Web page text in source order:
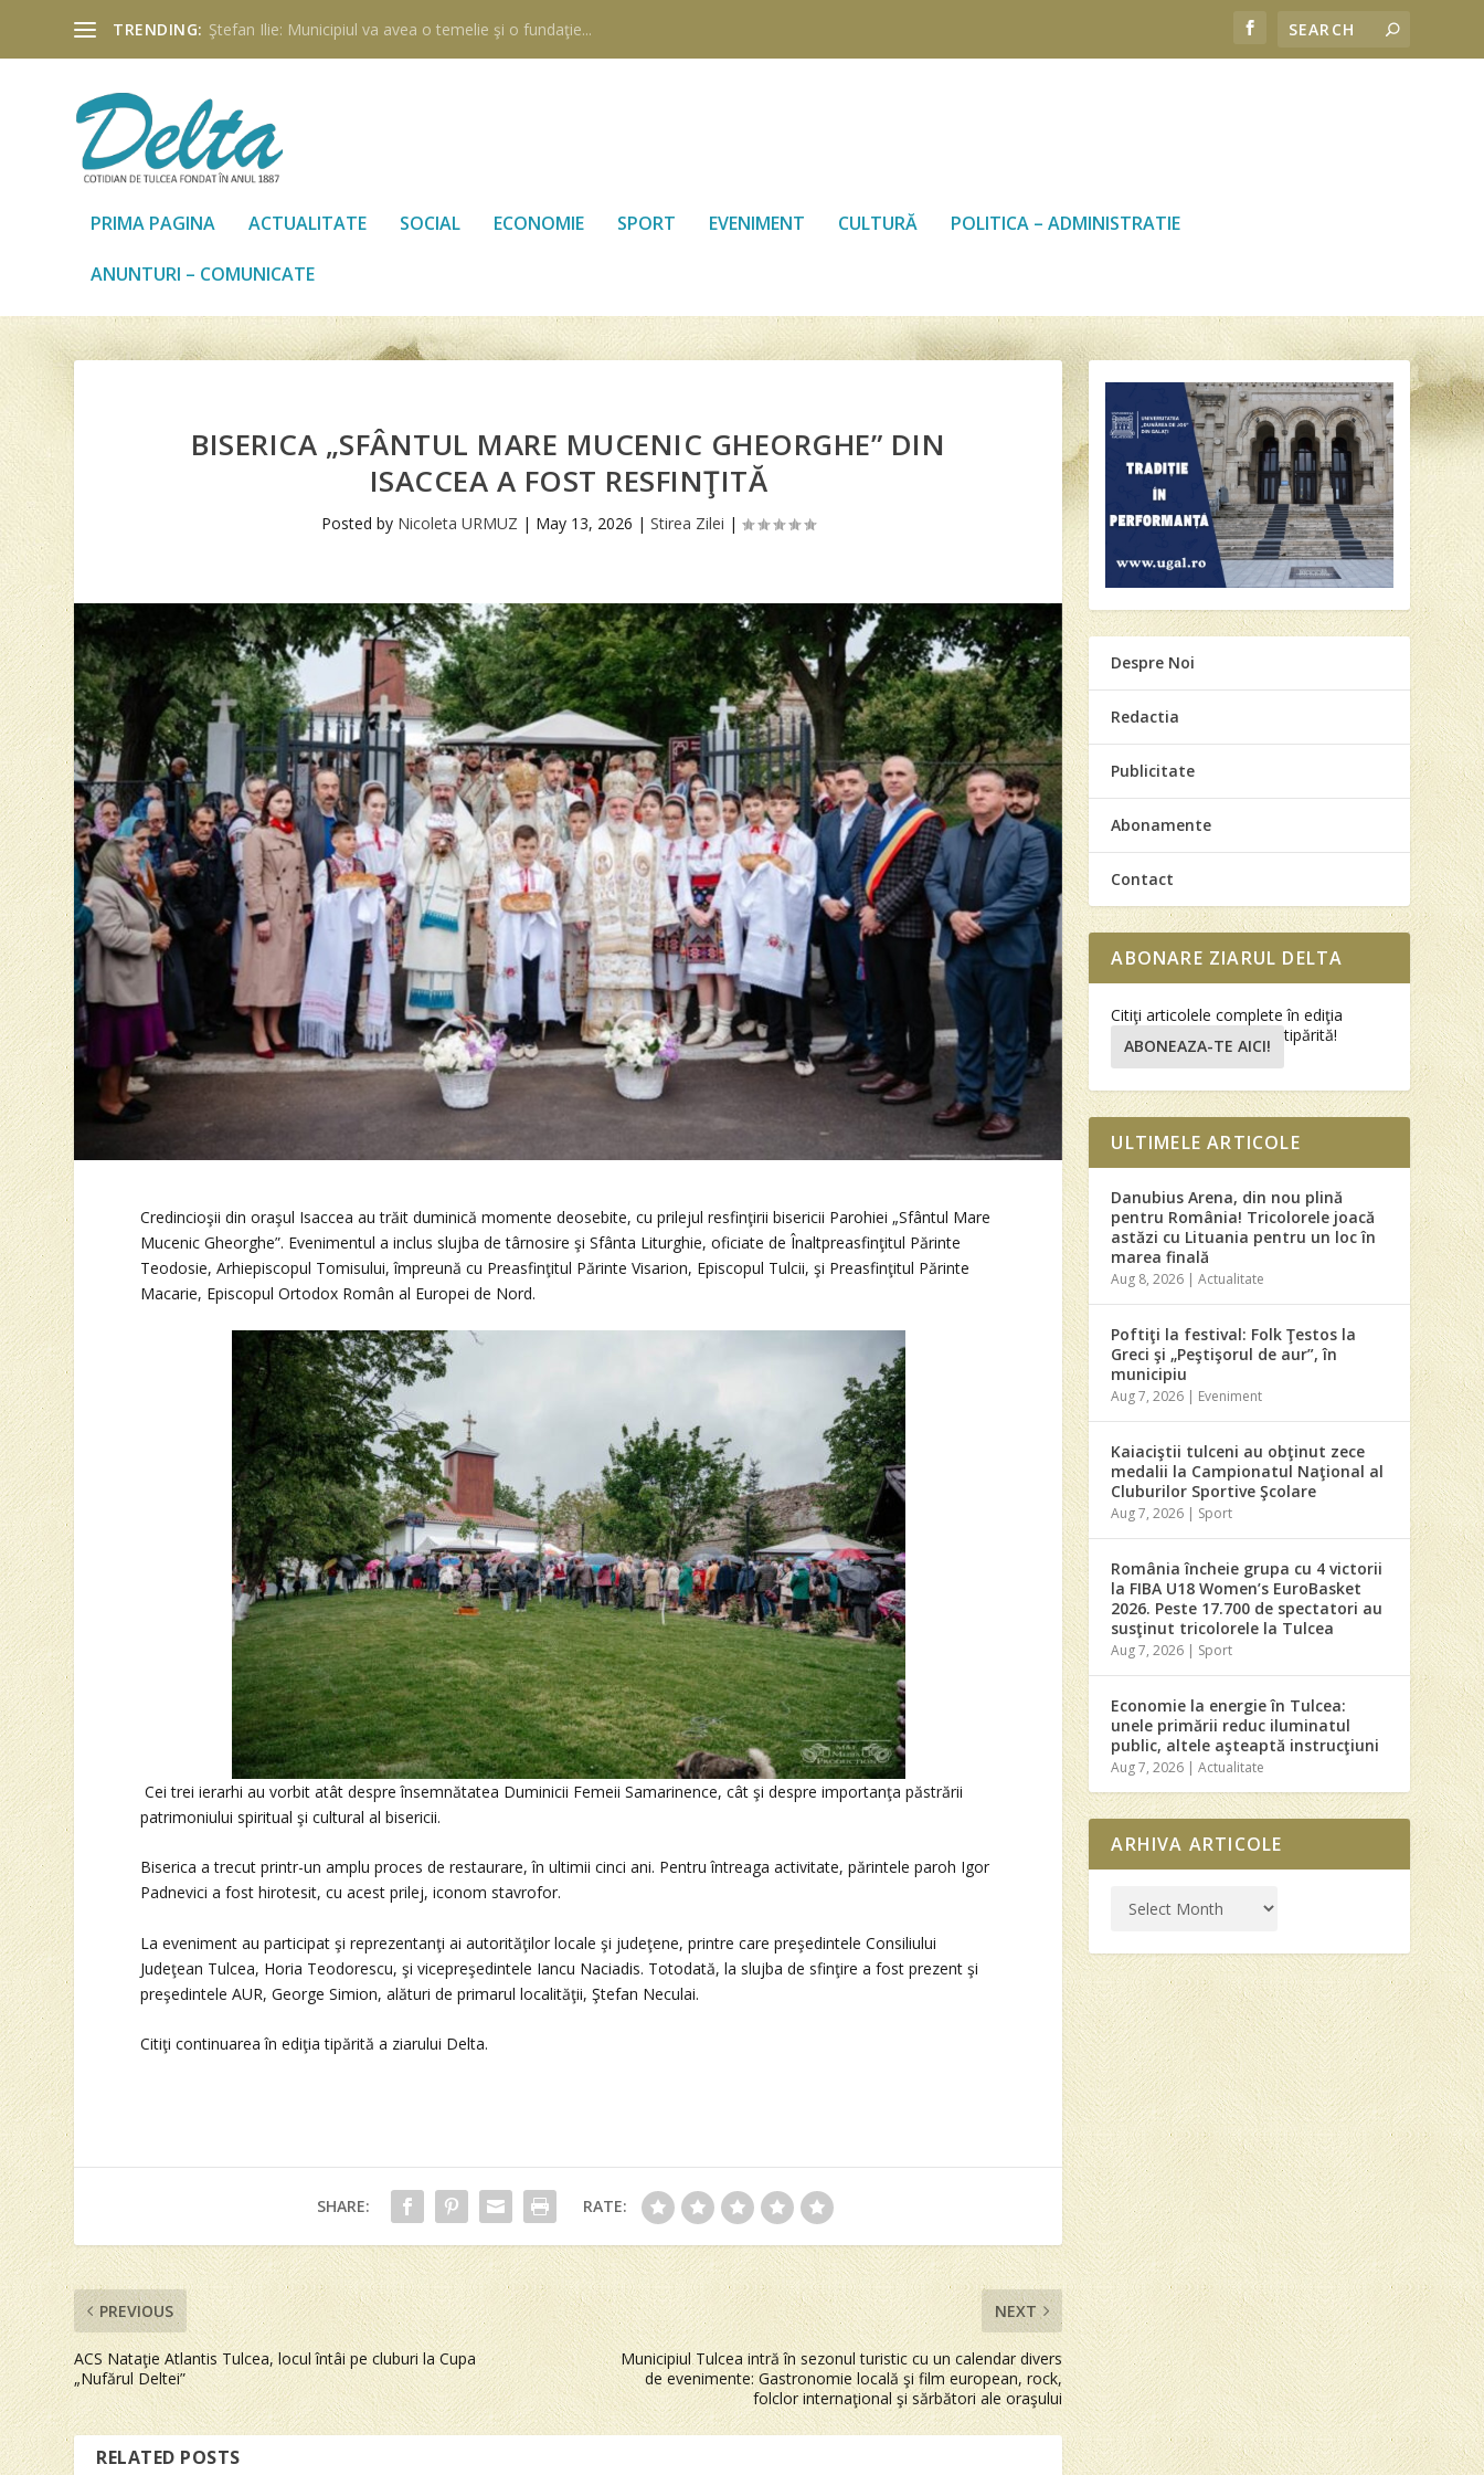
TRENDING: Ştefan Ilie: Municipiul va avea o temelie şi o fundaţie...
PRIMA PAGINA ACTUALITATE SOCIAL ECONOMIE SPORT EVENIMENT CULTURĂ POLITICA – ADMINISTRATIE
ANUNTURI – COMUNICATE
BISERICA „SFÂNTUL MARE MUCENIC GHEORGHE” DIN
ISACCEA A FOST RESFINŢITĂ
Posted by Nicoleta URMUZ | May 13, 2026 |Stirea Zilei |
Credincioşii din oraşul Isaccea au trăit duminică momente deosebite, cu prilejul resfinţirii bisericii Parohiei „Sfântul Mare
Mucenic Gheorghe”. Evenimentul a inclus slujba de târnosire şi Sfânta Liturghie, oficiate de Înaltpreasfinţitul Părinte
Teodosie, Arhiepiscopul Tomisului, împreună cu Preasfinţitul Părinte Visarion, Episcopul Tulcii, şi Preasfinţitul Părinte
Macarie, Episcopul Ortodox Român al Europei de Nord.
Cei trei ierarhi au vorbit atât despre însemnătatea Duminicii Femeii Samarinence, cât şi despre importanţa păstrării
patrimoniului spiritual şi cultural al bisericii.
Biserica a trecut printr-un amplu proces de restaurare, în ultimii cinci ani. Pentru întreaga activitate, părintele paroh Igor
Padnevici a fost hirotesit, cu acest prilej, iconom stavrofor.
La eveniment au participat şi reprezentanţi ai autorităţilor locale şi judeţene, printre care preşedintele Consiliului
Judeţean Tulcea, Horia Teodorescu, şi vicepreşedintele Iancu Naciadis. Totodată, la slujba de sfinţire a fost prezent şi
preşedintele AUR, George Simion, alături de primarul localităţii, Ştefan Neculai.
Citiţi continuarea în ediţia tipărită a ziarului Delta.
SHARE: RATE:
PREVIOUS
ACS Nataţie Atlantis Tulcea, locul întâi pe cluburi la Cupa
„Nufărul Deltei”
NEXT
Municipiul Tulcea intră în sezonul turistic cu un calendar divers
de evenimente: Gastronomie locală şi film european, rock,
folclor internaţional şi sărbători ale oraşului
RELATED POSTS
Despre Noi
Redactia
Publicitate
Abonamente
Contact
ABONARE ZIARUL DELTA
Citiţi articolele complete în ediţia
tipărită!
ABONEAZA-TE AICI!
ULTIMELE ARTICOLE
Danubius Arena, din nou plină
pentru România! Tricolorele joacă
astăzi cu Lituania pentru un loc în
marea finală
Aug 8, 2026 |Actualitate
Poftiţi la festival: Folk Ţestos la
Greci şi „Peştişorul de aur”, în
municipiu
Aug 7, 2026 | Eveniment
Kaiaciştii tulceni au obţinut zece
medalii la Campionatul Naţional al
Cluburilor Sportive Şcolare
Aug 7, 2026 | Sport
România încheie grupa cu 4 victorii
la FIBA U18 Women’s EuroBasket
2026. Peste 17.700 de spectatori au
susţinut tricolorele la Tulcea
Aug 7, 2026 | Sport
Economie la energie în Tulcea:
unele primării reduc iluminatul
public, altele aşteaptă instrucţiuni
Aug 7, 2026 |Actualitate
ARHIVA ARTICOLE